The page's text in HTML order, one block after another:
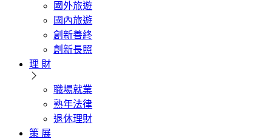
國外旅遊
國內旅遊
創新善終
創新長照
理 財
職場就業
熟年法律
退休理財
策 展